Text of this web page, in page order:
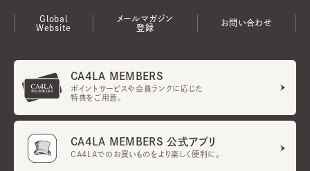
Global
Website
メールマガジン
登録
お問い合わせ
CA4LA MEMBERS
ポイントサービスや会員ランクに応じた
特典をご用意。
CA4LA MEMBERS 公式アプリ
CA4LAでのお買いものをより楽しく便利に。